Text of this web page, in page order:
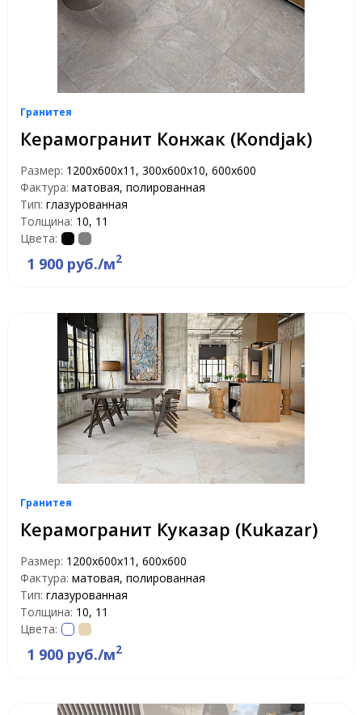
Гранитея
Керамогранит Конжак (Kondjak)
Размер: 1200х600х11, 300х600х10, 600х600
Фактура: матовая, полированная
Тип: глазурованная
Толщина: 10, 11
Цвета:
1 900 руб./м2
Гранитея
Керамогранит Куказар (Kukazar)
Размер: 1200х600х11, 600х600
Фактура: матовая, полированная
Тип: глазурованная
Толщина: 10, 11
Цвета:
1 900 руб./м2